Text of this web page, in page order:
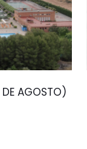
DE AGOSTO)